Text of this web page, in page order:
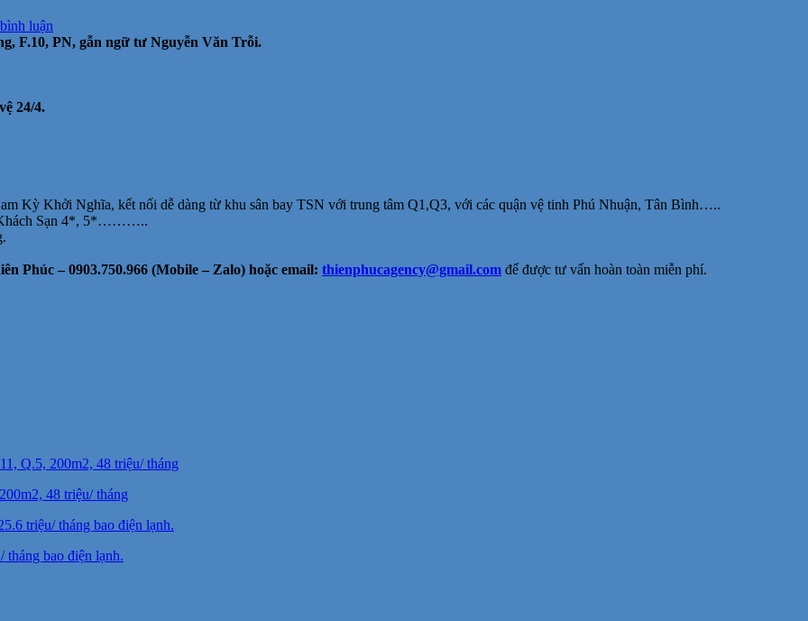
luận
Cho
NgVTroi,
45m2,
16tr/tháng
F.10, PN, gẫn ngữ tư Nguyễn Văn Trỗi.
24/4.
Kỳ Khởi Nghĩa, kết nối dễ dàng từ khu sân bay TSN với trung tâm Q1,Q3, với các quận vệ tinh Phú Nhuận, Tân Bình…..
Khách Sạn 4*, 5*………..
Phúc – 0903.750.966 (Mobile – Zalo) hoặc email: thienphucagency@gmail.com để được tư vấn hoàn toàn miễn phí.
48 triệu/ tháng
bao điện lạnh.